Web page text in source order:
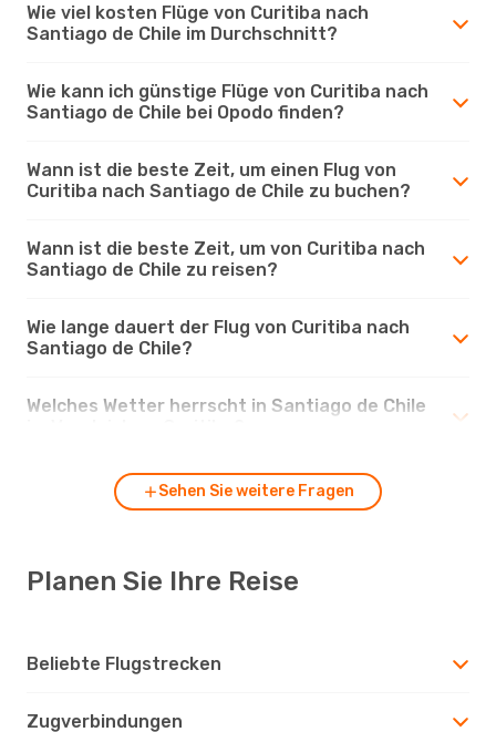
Wie viel kosten Flüge von Curitiba nach
Santiago de Chile im Durchschnitt?
Wie kann ich günstige Flüge von Curitiba nach
Santiago de Chile bei Opodo finden?
Wann ist die beste Zeit, um einen Flug von
Curitiba nach Santiago de Chile zu buchen?
Wann ist die beste Zeit, um von Curitiba nach
Santiago de Chile zu reisen?
Wie lange dauert der Flug von Curitiba nach
Santiago de Chile?
Welches Wetter herrscht in Santiago de Chile
Sehen Sie weitere Fragen
Planen Sie Ihre Reise
Beliebte Flugstrecken
Zugverbindungen